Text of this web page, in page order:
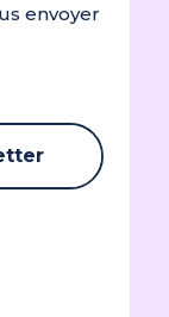
envoyer